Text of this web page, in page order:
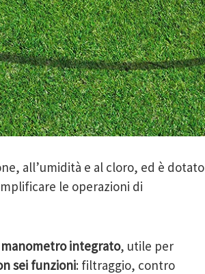
all’umidità e al cloro, ed è dotato
le operazioni di
manometro integrato, utile per
sei funzioni: filtraggio, contro